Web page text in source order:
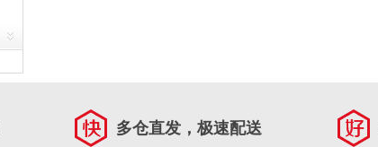
多仓直发，极速配送